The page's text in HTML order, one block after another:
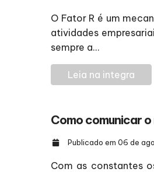
O Fator R é um
atividades
sempre a...
Leia na integra
Como comunicar
Publicado em 06 de
Com as constantes